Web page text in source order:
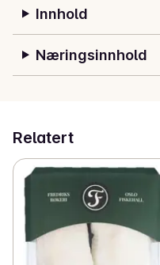
Innhold
Næringsinnhold
Relatert